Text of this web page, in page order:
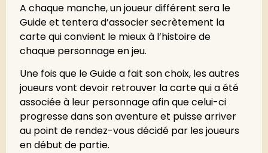
A chaque manche, un joueur différent sera le
Guide et tentera d’associer secrètement la
carte qui convient le mieux à l’histoire de
chaque personnage en jeu.
Une fois que le Guide a fait son choix, les autres
joueurs vont devoir retrouver la carte qui a été
associée à leur personnage afin que celui-ci
progresse dans son aventure et puisse arriver
au point de rendez-vous décidé par les joueurs
en début de partie.